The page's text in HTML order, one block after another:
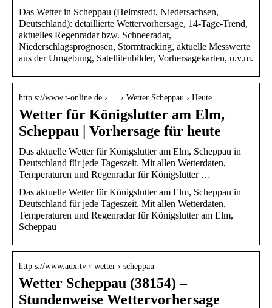
Das Wetter in Scheppau (Helmstedt, Niedersachsen,
Deutschland): detaillierte Wettervorhersage, 14-Tage-Trend,
aktuelles Regenradar bzw. Schneeradar,
Niederschlagsprognosen, Stormtracking, aktuelle Messwerte
aus der Umgebung, Satellitenbilder, Vorhersagekarten, u.v.m.
http s://www.t-online.de › … › Wetter Scheppau › Heute
Wetter für Königslutter am Elm,
Scheppau | Vorhersage für heute
Das aktuelle Wetter für Königslutter am Elm, Scheppau in
Deutschland für jede Tageszeit. Mit allen Wetterdaten,
Temperaturen und Regenradar für Königslutter …
Das aktuelle Wetter für Königslutter am Elm, Scheppau in
Deutschland für jede Tageszeit. Mit allen Wetterdaten,
Temperaturen und Regenradar für Königslutter am Elm,
Scheppau
http s://www.aux.tv › wetter › scheppau
Wetter Scheppau (38154) –
Stundenweise Wettervorhersage